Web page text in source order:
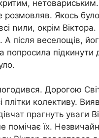
розмовляв. Якось
ոили, окрім Віктора.
після веселощів,
попросила підкинути
Дорогою
плітки колективу.
прагнуть уваги
помічає їх.